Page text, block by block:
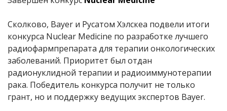
Сколково, Bayer и Русатом Хэлскеа подвели итоги
конкурса Nuclear Medicine по разработке лучшего
радиофармпрепарата для терапии онкологических
заболеваний. Приоритет был отдан
радионуклидной терапии и радиоиммунотерапии
рака. Победитель конкурса получит не только
грант, но и поддержку ведущих экспертов Bayer.